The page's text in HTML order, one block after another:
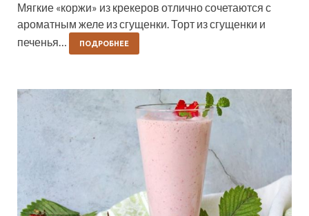
Мягкие «коржи» из крекеров отлично сочетаются с
ароматным желе из сгущенки. Торт из сгущенки и
печенья…
ПОДРОБНЕЕ